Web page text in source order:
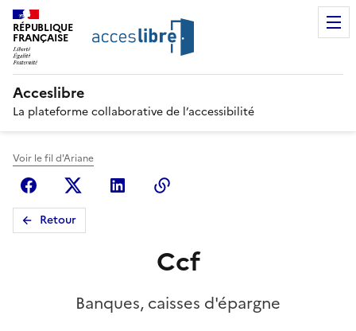
RÉPUBLIQUE
FRANÇAISE
Acceslibre
La plateforme collaborative de l’accessibilité
Voir le fil d'Ariane
FacebookX (anciennement Twitter)
Linkedin
Retour
Ccf
Banques, caisses d'épargne